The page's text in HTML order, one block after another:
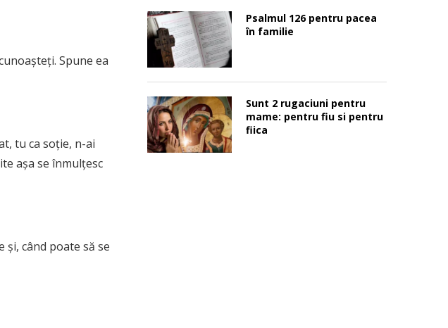
Spune ea
tu ca soţie, n-ai
aşa se înmulţesc
şi, când poate să se
Psalmul 126 pentru pacea
în familie
Sunt 2 rugaciuni pentru
mame: pentru fiu si pentru
fiica